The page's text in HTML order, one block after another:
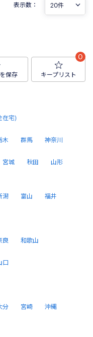
表示数：
保存
キープリスト
0
在宅)
木 群馬 神奈川
宮城 秋田
山形
潟 富山 福井
良 和歌山
口
分 宮崎
沖縄